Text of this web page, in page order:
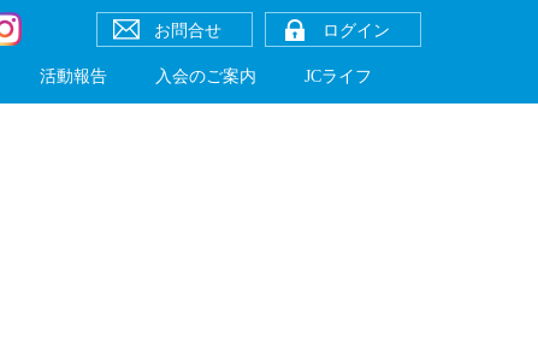
お問合せ ログイン
活動報告 入会のご案内 JCライフ